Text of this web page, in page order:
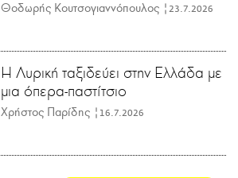
Θοδωρής Κουτσογιαννόπουλος | 23.7.2026
Η Λυρική ταξιδεύει στην Ελλάδα με
μια όπερα-παστίτσιο
Χρήστος Παρίδης | 16.7.2026